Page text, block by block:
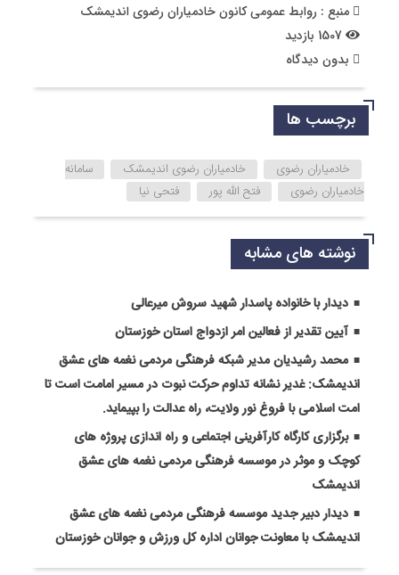
منبع : روابط عمومی کانون خادمیاران رضوی اندیمشک
بدون دیدگاه
برچسب ها
خادمیاران رضوی خادمیاران رضوی اندیمشک
سامانه
خادمیاران رضوی
فتح الله پور فتحی نیا
نوشته های مشابه
دیدار با خانواده پاسدار شهید سروش میرعالی
آیین تقدیر از فعالین امر ازدواج استان خوزستان
محمد رشیدیان مدیر شبکه فرهنگی مردمی نغمه های عشق
اندیمشک: غدیر نشانه تداوم حرکت نبوت در مسیر امامت است تا
امت اسلامی با فروغ نور ولایت، راه عدالت را بپیماید.
برگزاری کارگاه کارآفرینی اجتماعی و راه اندازی پروژه های
کوچک و موثر در موسسه فرهنگی مردمی نغمه های عشق
اندیمشک
دیدار دبیر جدید موسسه فرهنگی مردمی نغمه های عشق
اندیمشک با معاونت جوانان اداره کل ورزش و جوانان خوزستان